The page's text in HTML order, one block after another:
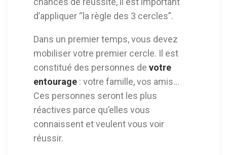
d’appliquer “la règle des 3 cercles”.
Dans un premier temps, vous devez
mobiliser votre premier cercle. Il est
constitué des personnes de votre
entourage : votre famille, vos amis…
Ces personnes seront les plus
réactives parce qu’elles vous
connaissent et veulent vous voir
réussir.